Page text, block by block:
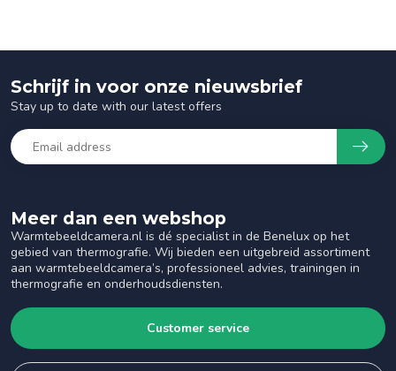
Meer dan een webshop
Warmtebeeldcamera.nl is dé specialist in de Benelux op het
gebied van thermografie. Wij bieden een uitgebreid assortiment
aan warmtebeeldcamera’s, professioneel advies, trainingen in
thermografie en onderhoudsdiensten.
Customer service
Schrijf in voor onze nieuwsbrief
Stay up to date with our latest offers